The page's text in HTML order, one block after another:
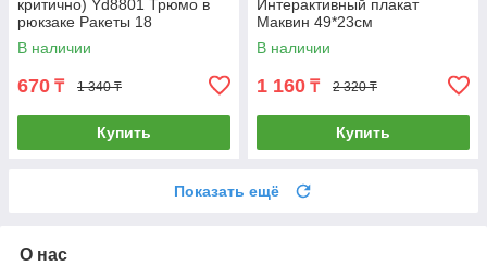
критично) Yd8801 Трюмо в
рюкзаке Ракеты 18
предметов Dressing Backpack
21*19см
В наличии
670 ₸ 1 340 ₸
Купить
Интерактивный плакат
Маквин 49*23см
В наличии
1 160 ₸ 2 320 ₸
Купить
Показать ещё
О нас